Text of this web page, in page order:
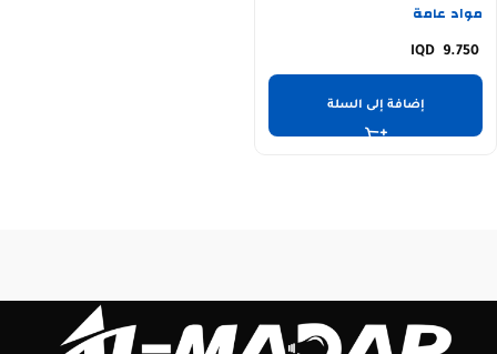
مواد عامة
9.750
إضافة إلى السلة